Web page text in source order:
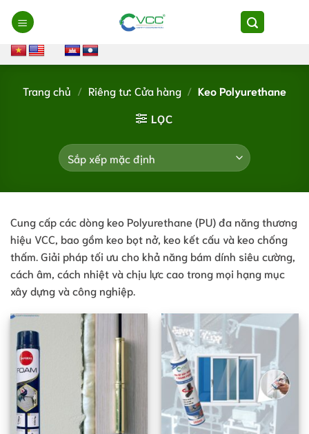
Chuyển
đến
nội
dung
Trang chủ / Riêng tư: Cửa hàng / Keo Polyurethane
LỌC
Cung cấp các dòng keo Polyurethane (PU) đa năng thương
hiệu VCC, bao gồm keo bọt nở, keo kết cấu và keo chống
thấm. Giải pháp tối ưu cho khả năng bám dính siêu cường,
cách âm, cách nhiệt và chịu lực cao trong mọi hạng mục
xây dựng và công nghiệp.